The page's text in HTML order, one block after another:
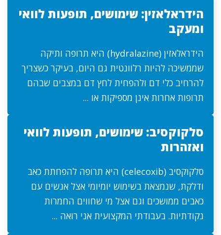
הידראלאזין: שימושים, תופעות לוואי
ומעקב
הידראלאזין (hydralazine) היא תרופה ותיקה
שממשיכה להיות רלוונטית גם היום, בעיקר כשצריך
להרחיב כלי דם ולהפחית לחץ דם במצבים שבהם
תרופות אחרות אינן מספיקות או ...
סלקוקסיב: שימושים, תופעות לוואי
ואזהרות
סלקוקסיב (celecoxib) היא תרופה להפחתת כאב
ודלקת, שנמצאת בשימוש יומיומי אצל אנשים עם
כאבים ממושכים וגם אצל מי שחווים החמרות
נקודתיות. בעבודתי המקצועית אני רואה ...